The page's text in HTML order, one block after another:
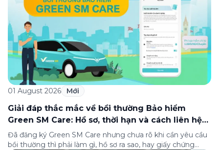
01 August 2026 Mới
Giải đáp thắc mắc về bồi thường Bảo hiểm
Green SM Care: Hồ sơ, thời hạn và cách liên hệ
hỗ trợ
Đã đăng ký Green SM Care nhưng chưa rõ khi cần yêu cầu
bồi thường thì phải làm gì, hồ sơ ra sao, hay giấy chứng